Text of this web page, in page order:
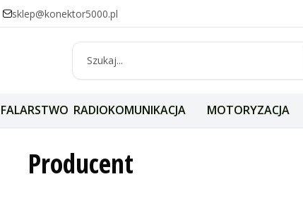
sklep@konektor5000.pl
RADIOKOMUNIKACJA MOTORYZACJA
Producent